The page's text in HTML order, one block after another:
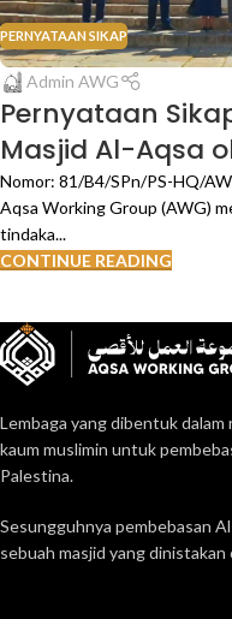
PERNYATAAN SIKAP
Admin AWG
Pernyataan
Masjid Al-Aqsa
Nomor: 81/B4/SPn/PS-HQ/
Aqsa Working Group (AWG)
tindaka...
CONTINUE READING
Lembaga yang dibentuk dalam
kaum muslimin untuk
Palestina.
Sesungguhnya pembebasan
sebuah masjid yang